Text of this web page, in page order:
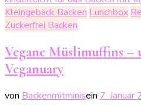
Kleingebäck Backen Lunchbox
Zuckerfrei Backen
Vegane Müslimuffins –
Veganuary
von Backenmitminisein 7. Januar